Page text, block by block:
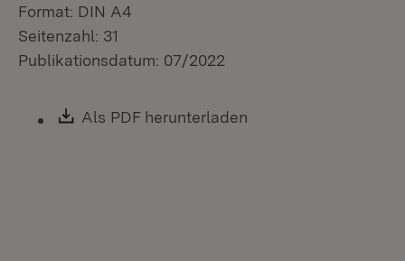
Format: DIN A4
Seitenzahl: 31
Publikationsdatum: 07/2022
Download:
Als PDF herunterladen